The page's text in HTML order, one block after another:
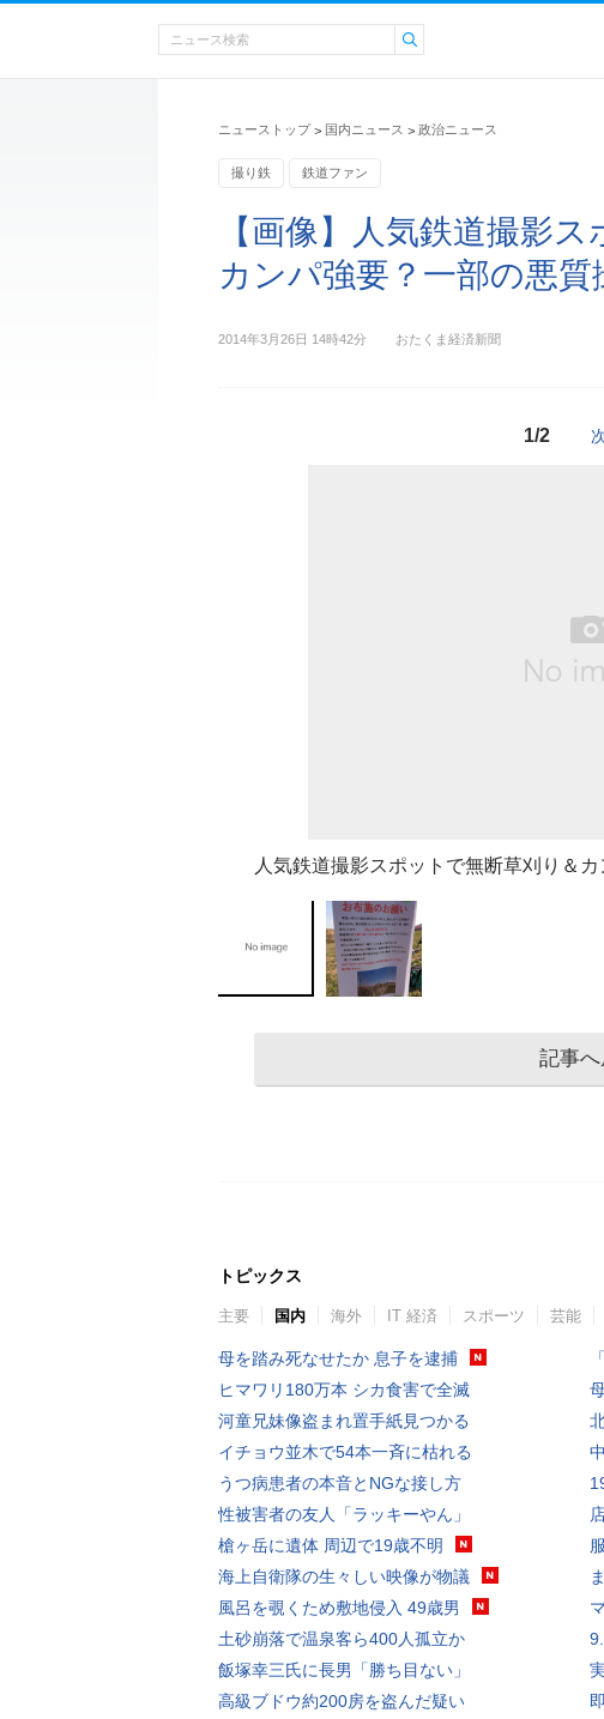
ニューストップ > 国内ニュース > 政治ニュース
撮り鉄 鉄道ファン
【画像】人気鉄道撮影
カンパ強要？一部の悪
2014年3月26日 14時42分 おたくま経済新聞
1/2
人気鉄道撮影スポットで無断草刈り＆
記事へ
トピックス
主要 国内 海外 IT 経済 スポーツ 芸能
母を踏み死なせたか 息子を逮捕
ヒマワリ180万本 シカ食害で全滅
河童兄妹像盗まれ置手紙見つかる
イチョウ並木で54本一斉に枯れる
うつ病患者の本音とNGな接し方
性被害者の友人「ラッキーやん」
槍ヶ岳に遺体 周辺で19歳不明
海上自衛隊の生々しい映像が物議
風呂を覗くため敷地侵入 49歳男
土砂崩落で温泉客ら400人孤立か
飯塚幸三氏に長男「勝ち目ない」
高級ブドウ約200房を盗んだ疑い